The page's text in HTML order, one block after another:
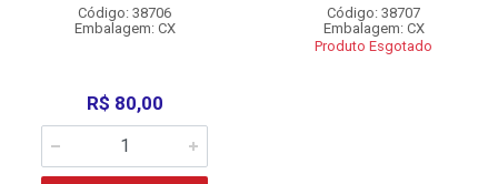
Código: 38706
Embalagem: CX
R$ 80,00
Código: 38707
Embalagem: CX
Produto Esgotado